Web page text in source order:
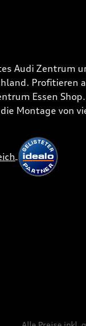
Audi Zentrum
Profitieren
Essen
Montage von